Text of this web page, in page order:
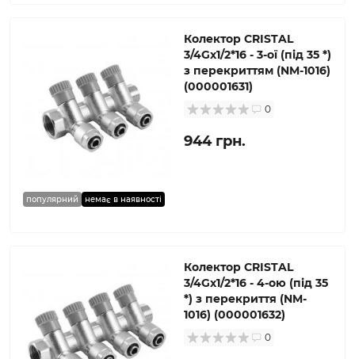
популярний немає в наявності
Колектор CRISTAL
3/4Gх1/2*16 - 3-ої (під 35 *)
з перекриттям (NM-1016)
(000001631)
0
944 грн.
Колектор CRISTAL
3/4Gх1/2*16 - 4-ою (під 35
*) з перекриття (NM-
1016) (000001632)
0